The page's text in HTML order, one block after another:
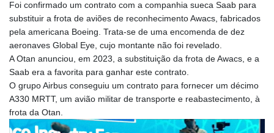
MDL 20.086965
MGA 4949.848611
MKD 61.530283
MMK 2425.794575
MNT 4152.757665
MOP 9.339844
MRU 46.355747
MUR 54.303359
MWK 2004.078274
Foi confirmado um contrato com a companhia sueca Saab para
substituir a frota de aviões de reconhecimento Awacs, fabricados
pela americana Boeing. Trata-se de uma encomenda de dez
aeronaves Global Eye, cujo montante não foi revelado.
A Otan anunciou, em 2023, a substituição da frota de Awacs, e a
Saab era a favorita para ganhar este contrato.
O grupo Airbus conseguiu um contrato para fornecer um décimo
A330 MRTT, um avião militar de transporte e reabastecimento, à
frota da Otan.